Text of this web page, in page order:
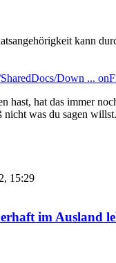
kann
Down ...
hast, hat das immer
nicht was du sagen willst.
15:29
im Ausland